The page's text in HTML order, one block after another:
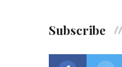
Subscribe